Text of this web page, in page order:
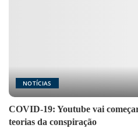
NOTÍCIAS
COVID-19: Youtube vai
teorias da conspiração